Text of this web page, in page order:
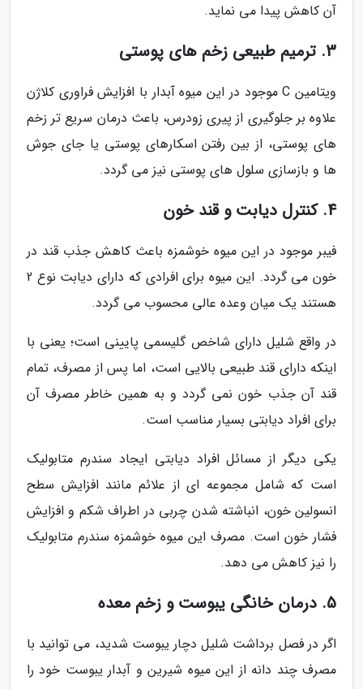
آن کاهش پیدا می نماید.
3. ترمیم طبیعی زخم های پوستی
ویتامین C موجود در این میوه آبدار با افزایش فراوری کلاژن
علاوه بر جلوگیری از پیری زودرس، باعث درمان سریع تر زخم
های پوستی، از بین رفتن اسکارهای پوستی یا جای جوش
ها و بازسازی سلول های پوستی نیز می گردد.
4. کنترل دیابت و قند خون
فیبر موجود در این میوه خوشمزه باعث کاهش جذب قند در
خون می گردد. این میوه برای افرادی که دارای دیابت نوع 2
هستند یک میان وعده عالی محسوب می گردد.
در واقع شلیل دارای شاخص گلیسمی پایینی است؛ یعنی با
اینکه دارای قند طبیعی بالایی است، اما پس از مصرف، تمام
قند آن جذب خون نمی گردد و به همین خاطر مصرف آن
برای افراد دیابتی بسیار مناسب است.
یکی دیگر از مسائل افراد دیابتی ایجاد سندرم متابولیک
است که شامل مجموعه ای از علائم مانند افزایش سطح
انسولین خون، انباشته شدن چربی در اطراف شکم و افزایش
فشار خون است. مصرف این میوه خوشمزه سندرم متابولیک
را نیز کاهش می دهد.
5. درمان خانگی یبوست و زخم معده
اگر در فصل برداشت شلیل دچار یبوست شدید، می توانید با
مصرف چند دانه از این میوه شیرین و آبدار یبوست خود را